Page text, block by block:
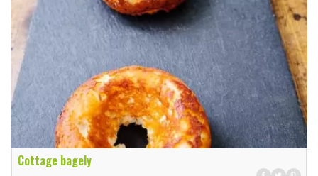
Cottage bagely